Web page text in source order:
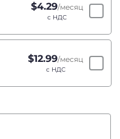
$4.29/месяц
с НДС
$12.99/месяц
с НДС